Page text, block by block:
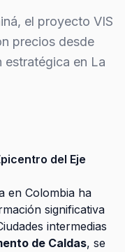
el proyecto VIS
precios desde
en La
del Eje
en Colombia ha
significativa
intermedias
de Caldas, se